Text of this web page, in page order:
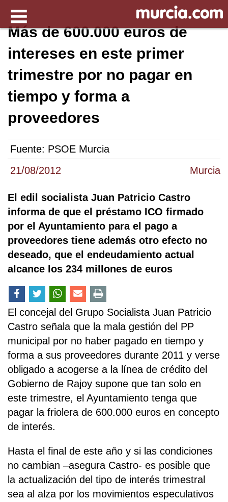
21/08/2012 Murcia
Más de 600.000 euros de
intereses en este primer
trimestre por no pagar en
tiempo y forma a
proveedores
Fuente: PSOE Murcia
El edil socialista Juan Patricio Castro
informa de que el préstamo ICO firmado
por el Ayuntamiento para el pago a
proveedores tiene además otro efecto no
deseado, que el endeudamiento actual
alcance los 234 millones de euros
El concejal del Grupo Socialista Juan Patricio
Castro señala que la mala gestión del PP
municipal por no haber pagado en tiempo y
forma a sus proveedores durante 2011 y verse
obligado a acogerse a la línea de crédito del
Gobierno de Rajoy supone que tan solo en
este trimestre, el Ayuntamiento tenga que
pagar la friolera de 600.000 euros en concepto
de interés.
Hasta el final de este año y si las condiciones
no cambian –asegura Castro- es posible que
la actualización del tipo de interés trimestral
sea al alza por los movimientos especulativos